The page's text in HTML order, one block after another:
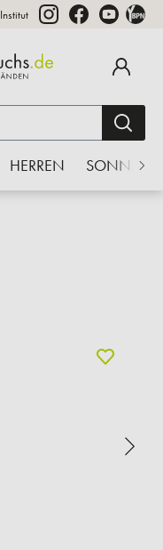
Institut
HERREN SONNE